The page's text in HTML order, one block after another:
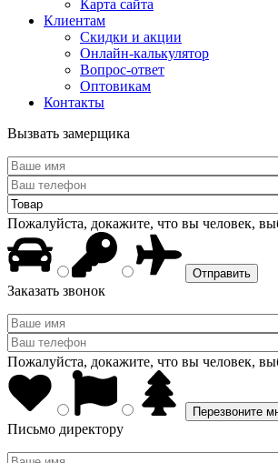
Карта сайта
Клиентам
Скидки и акции
Онлайн-калькулятор
Вопрос-ответ
Оптовикам
Контакты
Вызвать замерщика
Пожалуйста, докажите, что вы человек,
Заказать звонок
Пожалуйста, докажите, что вы человек,
Письмо директору